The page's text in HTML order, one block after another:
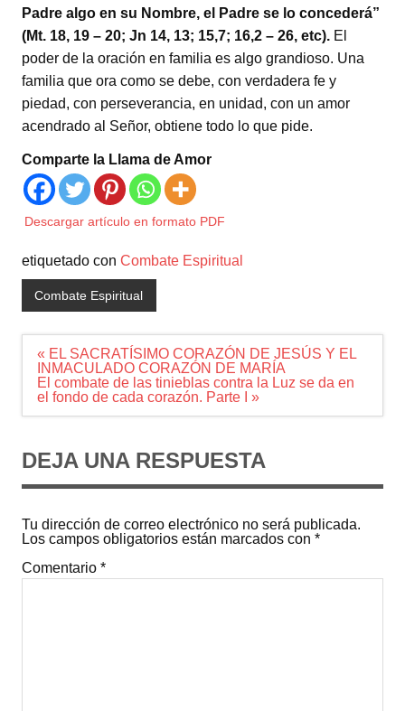
Padre algo en su Nombre, el Padre se lo concederá”
(Mt. 18, 19 – 20; Jn 14, 13; 15,7; 16,2 – 26, etc). El
poder de la oración en familia es algo grandioso. Una
familia que ora como se debe, con verdadera fe y
piedad, con perseverancia, en unidad, con un amor
acendrado al Señor, obtiene todo lo que pide.
Comparte la Llama de Amor
Descargar artículo en formato PDF
etiquetado con Combate Espiritual
Combate Espiritual
Navegación
de
entradas
« EL SACRATÍSIMO CORAZÓN DE JESÚS Y EL
INMACULADO CORAZÓN DE MARÍA
El combate de las tinieblas contra la Luz se da en
el fondo de cada corazón. Parte I »
DEJA UNA RESPUESTA
Tu dirección de correo electrónico no será publicada.
Los campos obligatorios están marcados con *
Comentario *